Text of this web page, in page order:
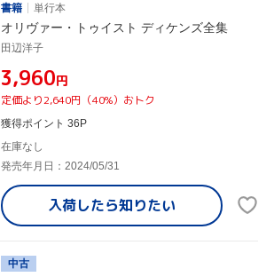
書籍
単行本
オリヴァー・トゥイスト ディケンズ全集
田辺洋子
¥3,960円
定価より2,640円（40%）おトク
獲得ポイント 36P
在庫なし
発売年月日：2024/05/31
入荷したら知りたい
中古